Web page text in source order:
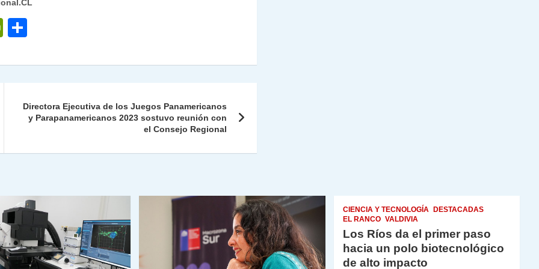
P
nt m
ar
tir
Directora Ejecutiva de los Juegos Panamericanos
y Parapanamericanos 2023 sostuvo reunión con
el Consejo Regional
CIENCIA Y TECNOLOGÍA
DESTACADAS
EL RANCO VALDIVIA
Los Ríos da el primer paso
hacia un polo biotecnológico
de alto impacto